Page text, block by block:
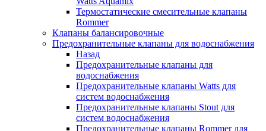
Термостатические смесительные клапаны
Rommer
Клапаны балансировочные
Предохранительные клапаны для водоснабжения
Назад
Предохранительные клапаны для
водоснабжения
Предохранительные клапаны Watts для
систем водоснабжения
Предохранительные клапаны Stout для
систем водоснабжения
Предохранительные клапаны Rommer для